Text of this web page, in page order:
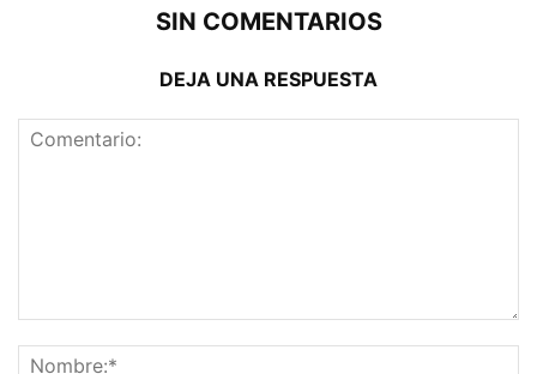
SIN COMENTARIOS
DEJA UNA RESPUESTA